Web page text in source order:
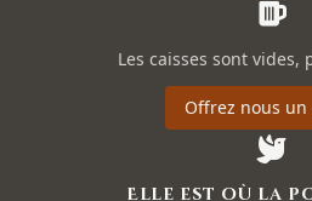
Les caisses sont vides,
Offrez nous
Elle est où la